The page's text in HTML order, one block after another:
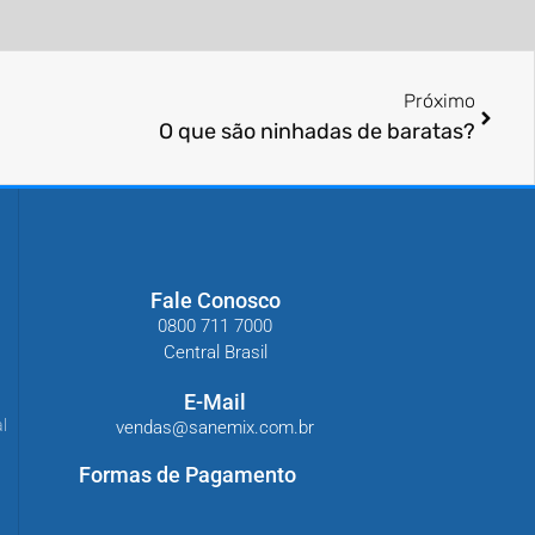
Próximo
O que são ninhadas de baratas?
Fale Conosco
0800 711 7000
Central Brasil
E-Mail
vendas@sanemix.com.br
Formas de Pagamento